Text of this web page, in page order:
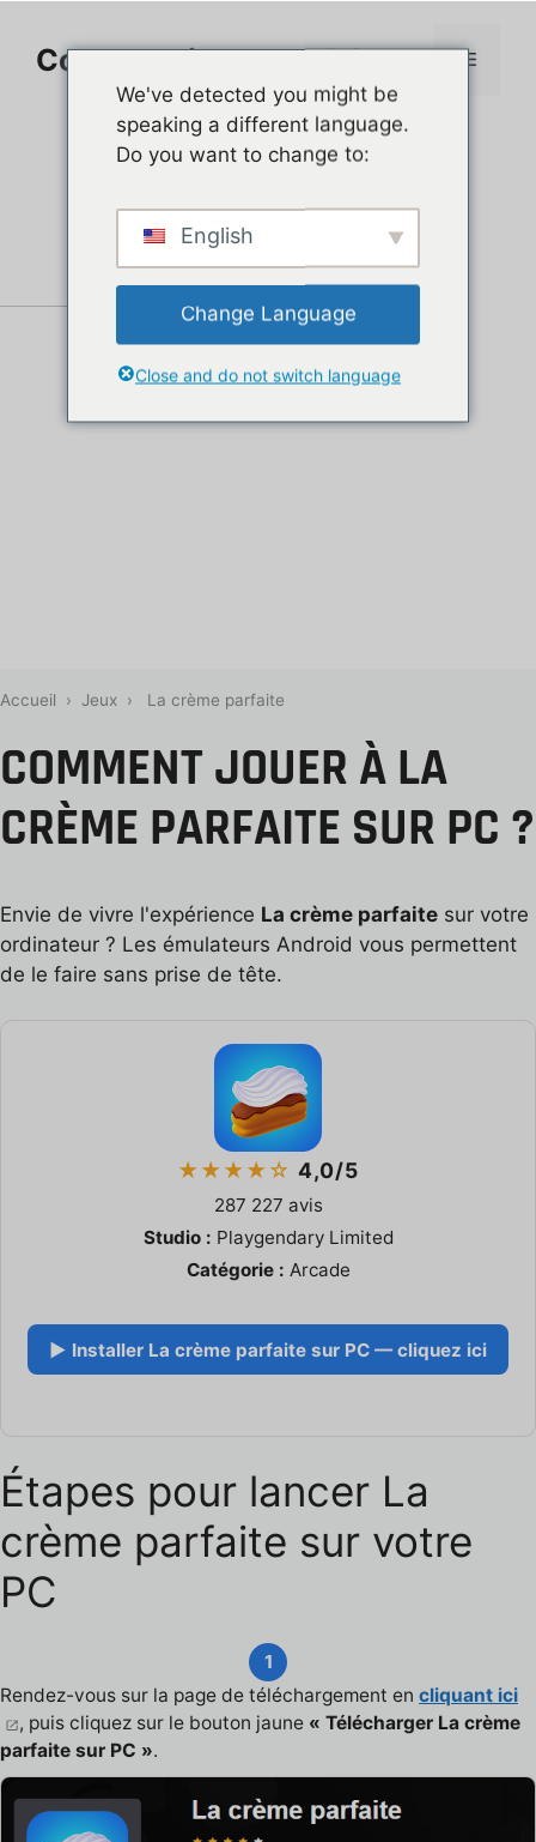
contenuComment jouer sur PC Menu
Accueil › Jeux › La crème parfaite
COMMENT JOUER À LA
CRÈME PARFAITE SUR PC ?
Envie de vivre l'expérience La crème parfaite sur votre
ordinateur ? Les émulateurs Android vous permettent
de le faire sans prise de tête.
★★★★☆ 4,0/5
287 227 avis
Studio : Playgendary Limited
Catégorie : Arcade
▶ Installer La crème parfaite sur PC — cliquez ici
Étapes pour lancer La
crème parfaite sur votre
PC
1
Rendez-vous sur la page de téléchargement en cliquant ici
, puis cliquez sur le bouton jaune « Télécharger La crème
parfaite sur PC ».
We've detected you might be
speaking a different language.
Do you want to change to:
English
Change Language
Close and do not switch language